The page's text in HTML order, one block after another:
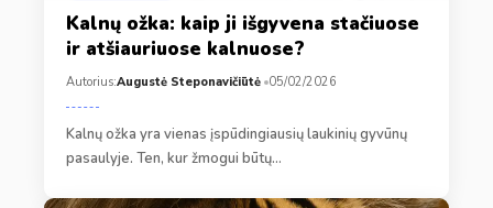
Kalnų ožka: kaip ji išgyvena stačiuose
ir atšiauriuose kalnuose?
Autorius:Augustė Steponavičiūtė 05/02/2026
Kalnų ožka yra vienas įspūdingiausių laukinių gyvūnų
pasaulyje. Ten, kur žmogui būtų…